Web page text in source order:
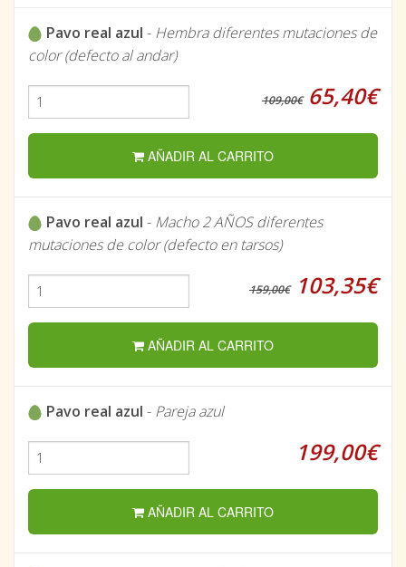
Pavo real azul - Hembra diferentes mutaciones de
color (defecto al andar)
109,00€65,40€
AÑADIR AL CARRITO
Pavo real azul - Macho 2 AÑOS diferentes
mutaciones de color (defecto en tarsos)
159,00€103,35€
AÑADIR AL CARRITO
Pavo real azul - Pareja azul
199,00€
AÑADIR AL CARRITO